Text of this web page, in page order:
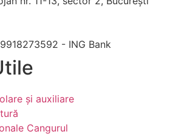
- ING Bank
şi auxiliare
Cangurul